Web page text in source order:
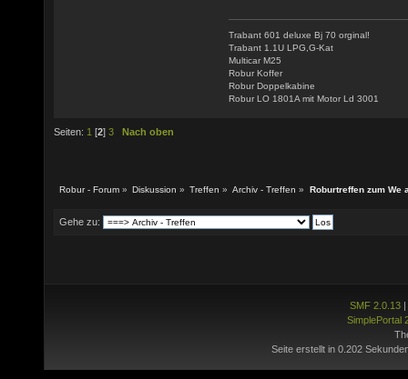
Trabant 601 deluxe Bj 70 orginal!
Trabant 1.1U LPG,G-Kat
Multicar M25
Robur Koffer
Robur Doppelkabine
Robur LO 1801A mit Motor Ld 3001
Seiten: 1 [2] 3 Nach oben
Robur - Forum » Diskussion » Treffen » Archiv - Treffen » Roburtreffen zum We
Gehe zu:
SMF 2.0.13|
SimplePortal
Seite erstellt in 0.202